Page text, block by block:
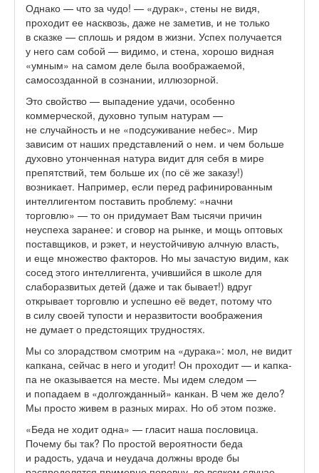
Однако — что за чудо! — «дурак», стены не видя,
проходит ее насквозь, даже не заметив, и не только
в сказке — сплошь и рядом в жизни. Успех получается
у него сам собой — видимо, и стена, хорошо видная
«умным» на самом деле была воображаемой,
самосозданной в сознании, иллюзорной.
Это свойство — выпадение удачи, особенно
коммерческой, духовно тупым натурам —
не случайность и не «подсуживание небес». Мир
зависим от наших представлений о нем. и чем больше
духовно утонченная натура видит для себя в мире
препятствий, тем больше их (по сё же заказу!)
возникает. Например, если перед рафинированным
интеллигентом поставить проблему: «начни
торговлю» — то он придумает Вам тысячи причин
неуспеха заранее: и сговор на рынке, и мощь оптовых
поставщиков, и рэкет, и неустойчивую алчную власть,
и еще множество факторов. Но мы зачастую видим, как
сосед этого интеллигента, учившийся в школе для
слаборазвитых детей (даже и так бывает!) вдруг
открывает торговлю и успешно её ведет, потому что
в силу своей тупости и неразвитости воображения
не думает о предстоящих трудностях.
Мы со злорадством смотрим на «дурака»: мол, не видит
капкана, сейчас в него и угодит! Он проходит — и капка-
па не оказывается на месте. Мы идем следом —
и попадаем в «долгожданный» канкан. В чем же дело?
Мы просто живем в разных мирах. Но об этом позже.
«Беда не ходит одна» — гласит наша пословица.
Почему бы так? По простой вероятности беда
и радость, удача и неудача должны вроде бы